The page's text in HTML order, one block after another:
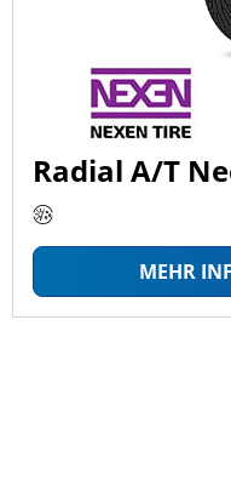
Radial A/T
MEHR